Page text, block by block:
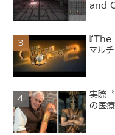
and
『
マル
実際
の医